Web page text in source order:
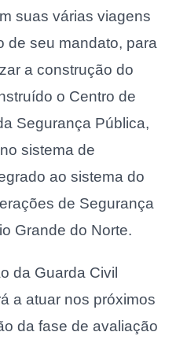
suas várias viagens
de seu mandato, para
a construção do
o Centro de
Segurança Pública,
sistema de
ao sistema do
de Segurança
Grande do Norte.
da Guarda Civil
a atuar nos próximos
da fase de avaliação